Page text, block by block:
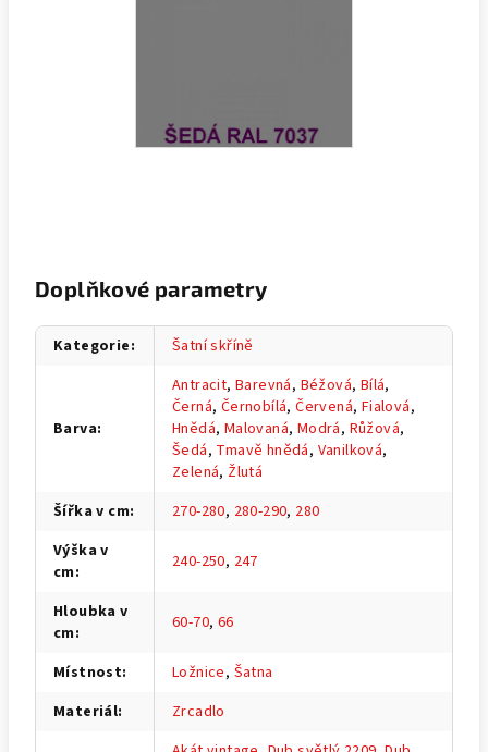
Doplňkové parametry
Kategorie: Šatní skříně
Barva:
Antracit,Barevná, Béžová, Bílá,
Černá, Černobílá,Červená, Fialová,
Hnědá, Malovaná, Modrá, Růžová,
Šedá, Tmavě hnědá, Vanilková,
Zelená, Žlutá
Šířka v cm: 270-280, 280-290, 280
Výška v
cm: 240-250, 247
Hloubka v
cm: 60-70, 66
Místnost: Ložnice, Šatna
Materiál: Zrcadlo